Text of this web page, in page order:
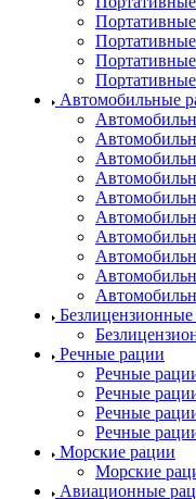
Автомобильные
Речные рации
Речные
Речные
Речные
Речные
Морские рации
Морские
Авиационные